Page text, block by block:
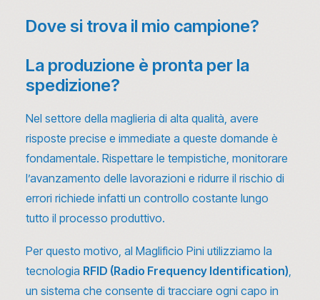
Dove si trova il mio campione?
La produzione è pronta per la
spedizione?
Nel settore della maglieria di alta qualità, avere
risposte precise e immediate a queste domande è
fondamentale. Rispettare le tempistiche, monitorare
l’avanzamento delle lavorazioni e ridurre il rischio di
errori richiede infatti un controllo costante lungo
tutto il processo produttivo.
Per questo motivo, al Maglificio Pini utilizziamo la
tecnologia RFID (Radio Frequency Identification),
un sistema che consente di tracciare ogni capo in